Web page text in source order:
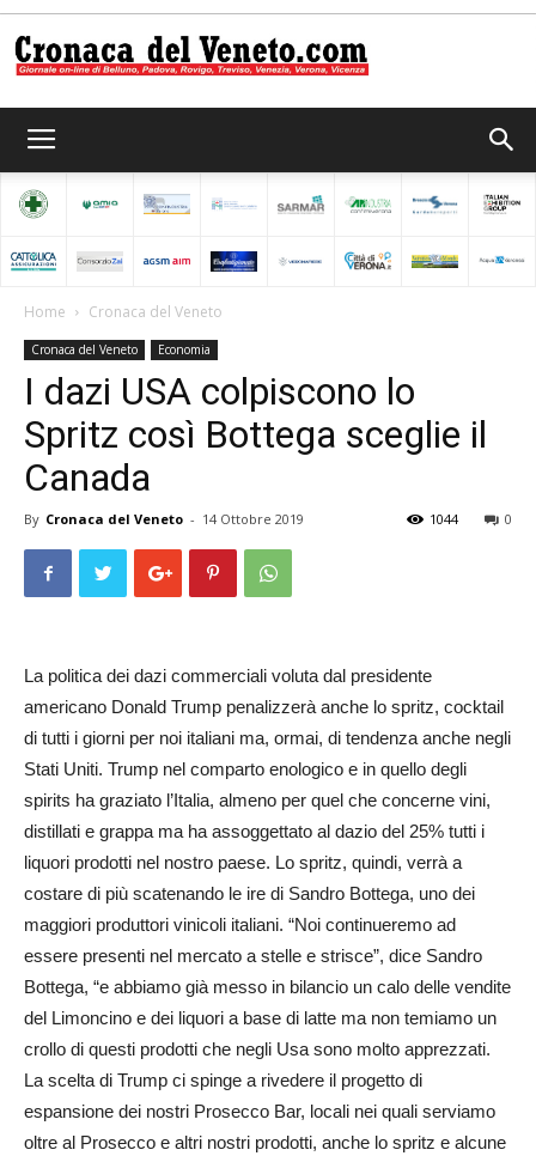
del
Home Cronaca del Veneto
Cronaca del Veneto Economia
I dazi USA colpiscono lo
Spritz così Bottega sceglie il
Canada
By Cronaca del Veneto - 14 Ottobre 2019 0
1044
La politica dei dazi commerciali voluta dal presidente
americano Donald Trump penalizzerà anche lo spritz, cocktail
di tutti i giorni per noi italiani ma, ormai, di tendenza anche negli
Stati Uniti. Trump nel comparto enologico e in quello degli
spirits ha graziato l’Italia, almeno per quel che concerne vini,
distillati e grappa ma ha assoggettato al dazio del 25% tutti i
liquori prodotti nel nostro paese. Lo spritz, quindi, verrà a
costare di più scatenando le ire di Sandro Bottega, uno dei
maggiori produttori vinicoli italiani. “Noi continueremo ad
essere presenti nel mercato a stelle e strisce”, dice Sandro
Bottega, “e abbiamo già messo in bilancio un calo delle vendite
del Limoncino e dei liquori a base di latte ma non temiamo un
crollo di questi prodotti che negli Usa sono molto apprezzati.
La scelta di Trump ci spinge a rivedere il progetto di
espansione dei nostri Prosecco Bar, locali nei quali serviamo
oltre al Prosecco e altri nostri prodotti, anche lo spritz e alcune